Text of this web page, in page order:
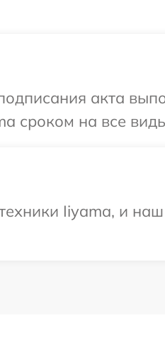
акта
сроком на все
Iiyama, и наш